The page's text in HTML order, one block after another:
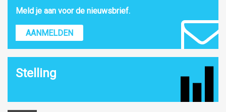
Meld je aan voor de nieuwsbrief.
AANMELDEN
Stelling